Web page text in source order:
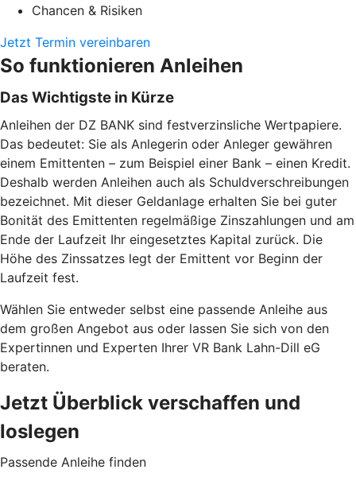
Chancen & Risiken
Jetzt Termin vereinbaren
So funktionieren Anleihen
Das Wichtigste in Kürze
Anleihen der DZ BANK sind festverzinsliche Wertpapiere.
Das bedeutet: Sie als Anlegerin oder Anleger gewähren
einem Emittenten – zum Beispiel einer Bank – einen Kredit.
Deshalb werden Anleihen auch als Schuldverschreibungen
bezeichnet. Mit dieser Geldanlage erhalten Sie bei guter
Bonität des Emittenten regelmäßige Zinszahlungen und am
Ende der Laufzeit Ihr eingesetztes Kapital zurück. Die
Höhe des Zinssatzes legt der Emittent vor Beginn der
Laufzeit fest.
Wählen Sie entweder selbst eine passende Anleihe aus
dem großen Angebot aus oder lassen Sie sich von den
Expertinnen und Experten Ihrer VR Bank Lahn-Dill eG
beraten.
Jetzt Überblick verschaffen und
loslegen
Passende Anleihe finden